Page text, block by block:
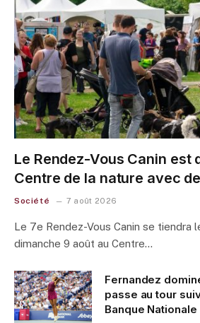
Le Rendez-Vous Canin est
Centre de la nature avec
Société 7 août 2026
Le 7e Rendez-Vous Canin se tiendra
dimanche 9 août au Centre…
Fernandez
passe au tour
Banque Nationale